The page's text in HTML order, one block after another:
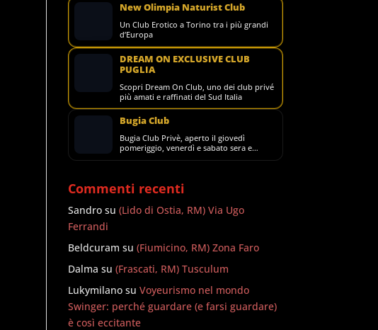
New Olimpia Naturist Club
Un Club Erotico a Torino tra i più grandi
d’Europa
DREAM ON EXCLUSIVE CLUB
PUGLIA
Scopri Dream On Club, uno dei club privé
più amati e raffinati del Sud Italia
Bugia Club
Bugia Club Privè, aperto il giovedì
pomeriggio, venerdì e sabato sera e
domenica pomeriggio.
Commenti recenti
Sandro su(Lido di Ostia, RM) Via Ugo
Ferrandi
Beldcuram su(Fiumicino, RM) Zona Faro
Dalma su(Frascati, RM) Tusculum
Lukymilano suVoyeurismo nel mondo
Swinger: perché guardare (e farsi guardare)
è così eccitante